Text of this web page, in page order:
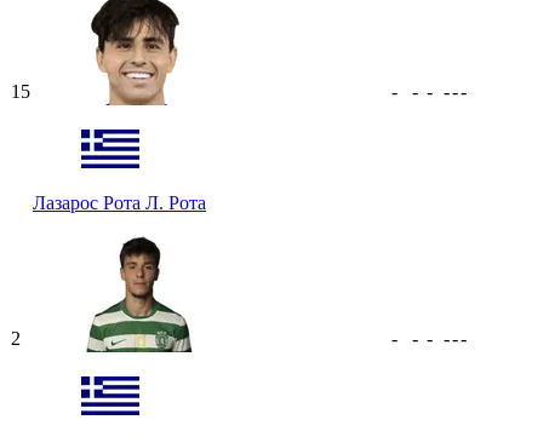
15
Лазарос Рота Л. Рота
- - - ---
2 - - - ---